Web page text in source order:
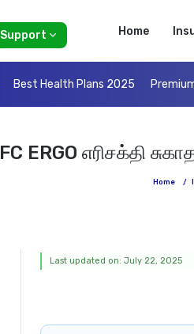
Support Home
Best Health Plans 2025
ERGO எரிசக்தி
Home /
Last updated on: July 22, 2025